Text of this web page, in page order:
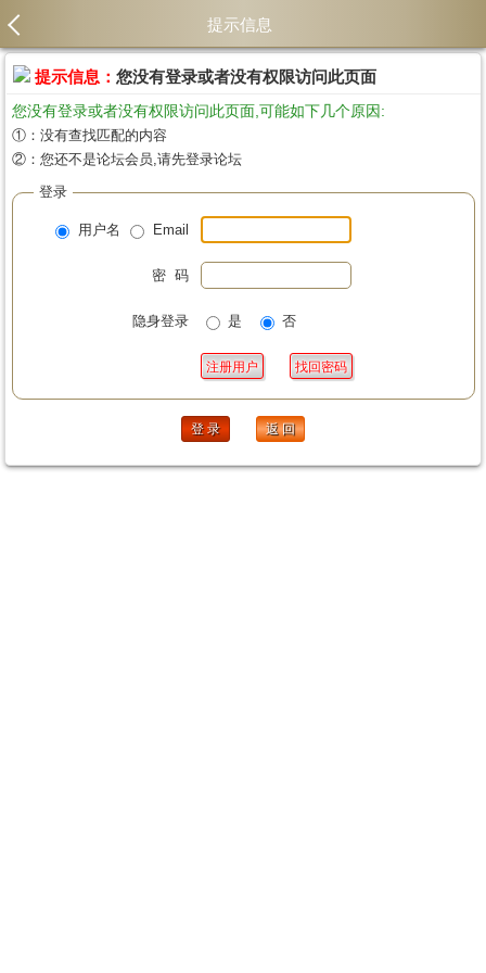
提示信息
提示信息： 您没有登录或者没有权限访问此页面
您没有登录或者没有权限访问此页面,可能如下几个原因:
①：没有查找匹配的内容
②：您还不是论坛会员,请先登录论坛
登录
用户名 Email
密 码
隐身登录 是 否